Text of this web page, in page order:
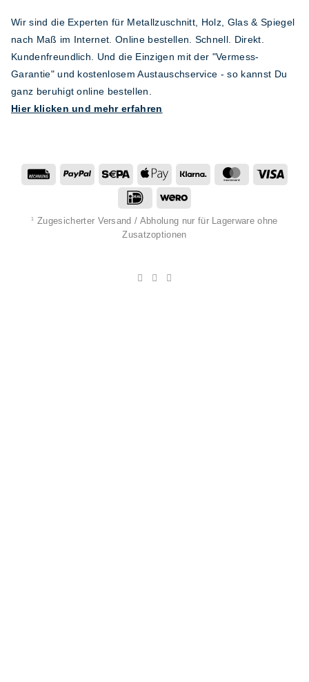
Wir sind die Experten für Metallzuschnitt, Holz, Glas & Spiegel
nach Maß im Internet. Online bestellen. Schnell. Direkt.
Kundenfreundlich. Und die Einzigen mit der "Vermess-
Garantie" und kostenlosem Austauschservice - so kannst Du
ganz beruhigt online bestellen.
Hier klicken und mehr erfahren
RechungPayPal Sepa
Apple
Pay
Klarna MasterCard
IDeal Wero
1
Zugesicherter Versand / Abholung nur für Lagerware ohne
Zusatzoptionen